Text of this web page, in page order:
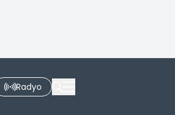
Radyo